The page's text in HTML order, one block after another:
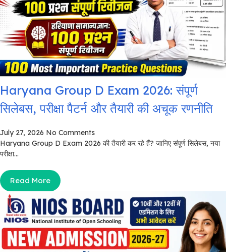
Haryana Group D Exam 2026: संपूर्ण
सिलेबस, परीक्षा पैटर्न और तैयारी की अचूक रणनीति
July 27, 2026 No Comments
Haryana Group D Exam 2026 की तैयारी कर रहे हैं? जानिए संपूर्ण सिलेबस, नया
परीक्षा...
Read More